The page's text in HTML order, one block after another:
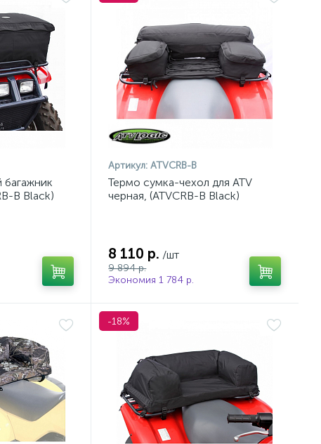
B Black)
Артикул: ATVCRB-B
Термо сумка-чехол для ATV
черная, (ATVCRB-B Black)
8 110 р. /шт
9 894 р.
Экономия 1 784 р.
-18%